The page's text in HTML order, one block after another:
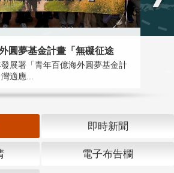
圓夢基金計畫「無礙征途
展署「青年百億海外圓夢基金計
適應...
即時新聞
電子布告欄